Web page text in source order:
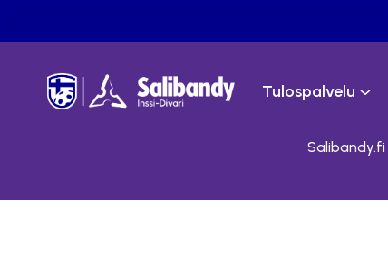
Tulospalvelu
Salibandy.fi